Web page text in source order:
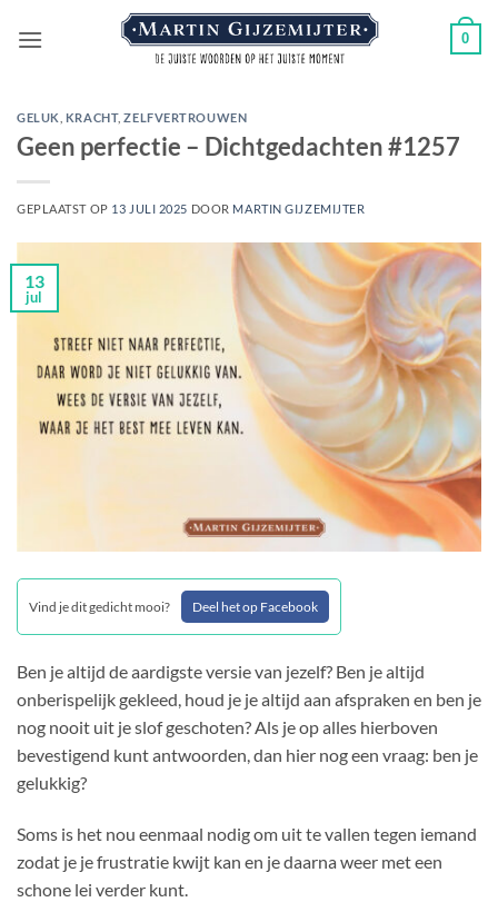
naar
0
GELUK KRACHT,ZELFVERTROUWEN
Geen perfectie – Dichtgedachten #1257
GEPLAATST OP 13 JULI 2025 DOOR MARTIN GIJZEMIJTER
13
jul
Vind je dit gedicht mooi? Deel het op Facebook
Ben je altijd de aardigste versie van jezelf? Ben je altijd
onberispelijk gekleed, houd je je altijd aan afspraken en ben je
nog nooit uit je slof geschoten? Als je op alles hierboven
bevestigend kunt antwoorden, dan hier nog een vraag: ben je
gelukkig?
Soms is het nou eenmaal nodig om uit te vallen tegen iemand
zodat je je frustratie kwijt kan en je daarna weer met een
schone lei verder kunt.